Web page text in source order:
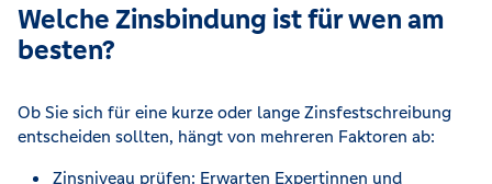
Welche Zinsbindung ist für wen am
besten?
Ob Sie sich für eine kurze oder lange Zinsfestschreibung
entscheiden sollten, hängt von mehreren Faktoren ab:
Zinsniveau prüfen: Erwarten Expertinnen und